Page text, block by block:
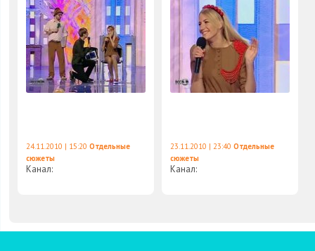
24.11.2010 | 15:20 Отдельные
сюжеты
Канал:
23.11.2010 | 23:40 Отдельные
сюжеты
Канал: